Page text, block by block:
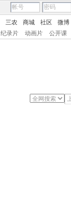
三农 商城 社区 微博
纪录片 动画片 公开课